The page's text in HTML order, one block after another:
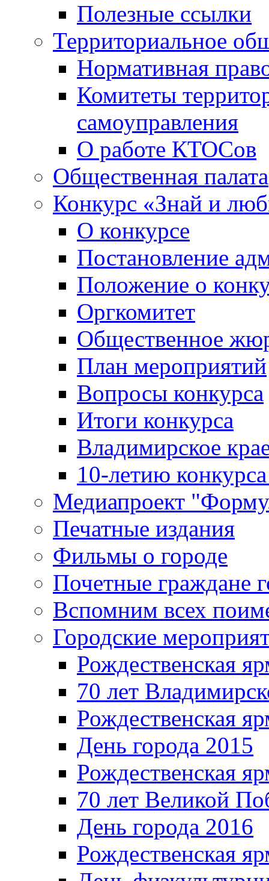
Полезные ссылки
Территориальное
Нормативная
Комитеты
самоуправления
О работе КТОСов
Общественная палата
Конкурс «Знай и
О конкурсе
Постановление
Положение о
Оргкомитет
Общественное
План мероприятий
Вопросы конкурса
Итоги конкурса
Владимирское
10-летию
Медиапроект
Печатные издания
Фильмы о городе
Почетные граждане
Вспомним всех
Городские
Рождественская
70 лет
Рождественская
День города 2015
Рождественская
70 лет Великой
День города 2016
Рождественская